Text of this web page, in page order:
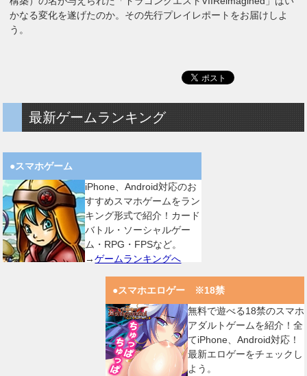
かなる変化を遂げたのか。その先行プレイレポートをお届けしよ
う。
最新ゲームランキング
●スマホゲーム
iPhone、Android対応のお
すすめスマホゲームをラン
キング形式で紹介！カード
バトル・ソーシャルゲー
ム・RPG・FPSなど。
→ゲームランキングへ
●スマホエロゲー ※18禁
無料で遊べる18禁のスマホ
アダルトゲームを紹介！全
てiPhone、Android対応！
最新エロゲーをチェックし
よう。